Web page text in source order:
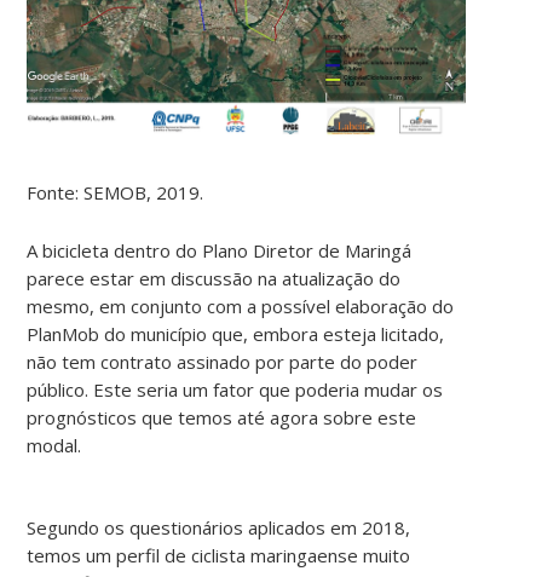
Fonte: SEMOB, 2019.
A bicicleta dentro do Plano Diretor de Maringá
parece estar em discussão na atualização do
mesmo, em conjunto com a possível elaboração do
PlanMob do município que, embora esteja licitado,
não tem contrato assinado por parte do poder
público. Este seria um fator que poderia mudar os
prognósticos que temos até agora sobre este
modal.
Segundo os questionários aplicados em 2018,
temos um perfil de ciclista maringaense muito